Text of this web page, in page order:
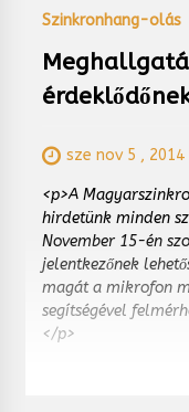
Szinkronhang-olás
sze nov 5 , 2014
<p>A
hirdetünk minden
November 15-én
jelentkezőnek
magát a mikrofon
segítségével
</p>